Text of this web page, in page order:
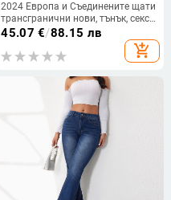
2024 Европа и Съединените щати
трансгранични нови, тънък, секси,
ежедневни, модни, разтегливи, с
панталони с висока талия
45.07 €/88.15 лв
add_shopping_cart